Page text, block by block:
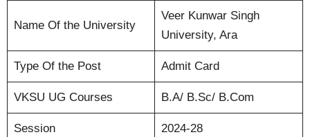
Name Of the University
Veer Kunwar Singh
University, Ara
Type Of the Post Admit Card
VKSU UG Courses B.A/ B.Sc/ B.Com
Session 2024-28